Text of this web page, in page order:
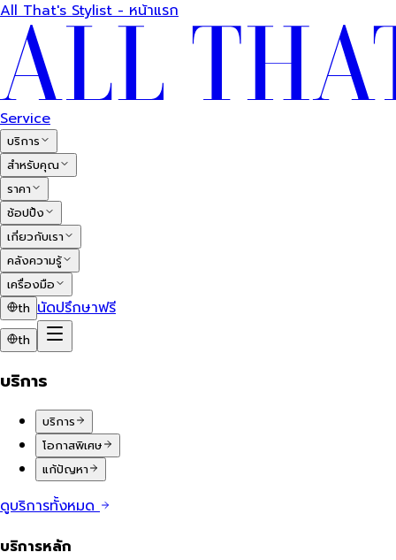
All That's Stylist - หน้าแรก
Service
บริการ
สำหรับคุณ
ราคา
ช้อปปิ้ง
เกี่ยวกับเรา
คลังความรู้
เครื่องมือ
th นัดปรึกษาฟรี
th
บริการ
บริการ
โอกาสพิเศษ
แก้ปัญหา
ดูบริการทั้งหมด
บริการหลัก